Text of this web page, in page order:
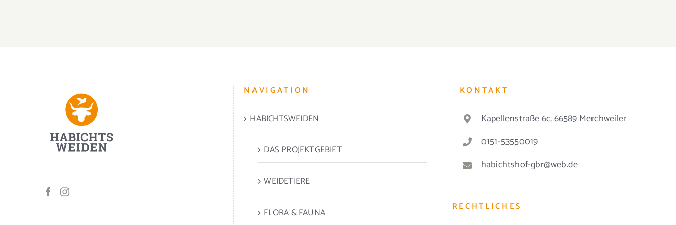
NAVIGATION
HABICHTSWEIDEN
DAS PROJEKTGEBIET
WEIDETIERE
FLORA & FAUNA
KONTAKT
Kapellenstraße 6c, 66589 Merchweiler
0151-53550019
habichtshof-gbr@web.de
RECHTLICHES